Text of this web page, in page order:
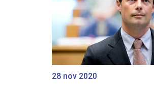
28 nov 2020